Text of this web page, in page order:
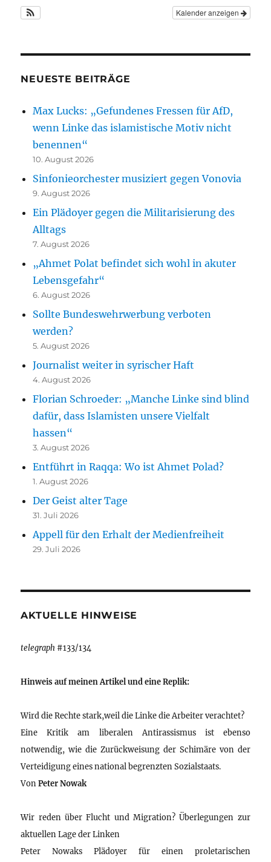
Kalender anzeigen
NEUESTE BEITRÄGE
Max Lucks: „Gefundenes Fressen für AfD,
wenn Linke das islamistische Motiv nicht
benennen“
10. August 2026
Sinfonieorchester musiziert gegen Vonovia
9. August 2026
Ein Plädoyer gegen die Militarisierung des
Alltags
7. August 2026
„Ahmet Polat befindet sich wohl in akuter
Lebensgefahr“
6. August 2026
Sollte Bundeswehrwerbung verboten
werden?
5. August 2026
Journalist weiter in syrischer Haft
4. August 2026
Florian Schroeder: „Manche Linke sind blind
dafür, dass Islamisten unsere Vielfalt
hassen“
3. August 2026
Entführt in Raqqa: Wo ist Ahmet Polad?
1. August 2026
Der Geist alter Tage
31. Juli 2026
Appell für den Erhalt der Medienfreiheit
29. Juli 2026
AKTUELLE HINWEISE
telegraph #133/134
Hinweis auf meinen Artikel und eine Replik:
Wird die Rechte stark,weil die Linke die Arbeiter verachtet?
Eine Kritik am liberalen Antirassismus ist ebenso
notwendig, wie die Zurückweisung der Schimäre von der
Verteidigung eines national begrenzten Sozialstaats.
VonPeter Nowak
Wir reden über Flucht und Migration? Überlegungen zur
aktuellen Lage der Linken
Peter Nowaks Plädoyer für einen proletarischen